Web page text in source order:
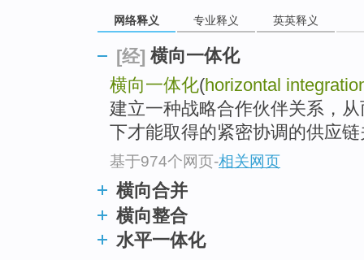
网络释义 专业释义 英英释义
[经] 横向一体化
横向一体化(horizontal
建立一种战略合作伙伴关系，
下才能取得的紧密协调的供应
基于974个网页-相关网页
横向合并
横向整合
水平一体化